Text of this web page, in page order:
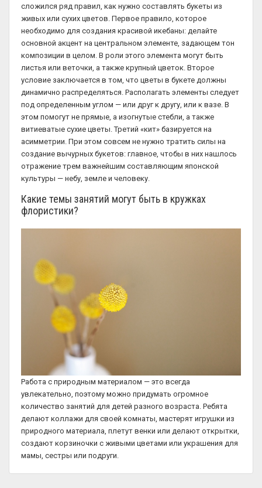
сложился ряд правил, как нужно составлять букеты из
живых или сухих цветов. Первое правило, которое
необходимо для создания красивой икебаны: делайте
основной акцент на центральном элементе, задающем тон
композиции в целом. В роли этого элемента могут быть
листья или веточки, а также крупный цветок. Второе
условие заключается в том, что цветы в букете должны
динамично распределяться. Располагать элементы следует
под определенным углом — или друг к другу, или к вазе. В
этом помогут не прямые, а изогнутые стебли, а также
витиеватые сухие цветы. Третий «кит» базируется на
асимметрии. При этом совсем не нужно тратить силы на
создание вычурных букетов: главное, чтобы в них нашлось
отражение трем важнейшим составляющим японской
культуры — небу, земле и человеку.
Какие темы занятий могут быть в кружках
флористики?
Работа с природным материалом — это всегда
увлекательно, поэтому можно придумать огромное
количество занятий для детей разного возраста. Ребята
делают коллажи для своей комнаты, мастерят игрушки из
природного материала, плетут венки или делают открытки,
создают корзиночки с живыми цветами или украшения для
мамы, сестры или подруги.